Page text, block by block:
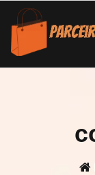
Pular
para
conteúdo